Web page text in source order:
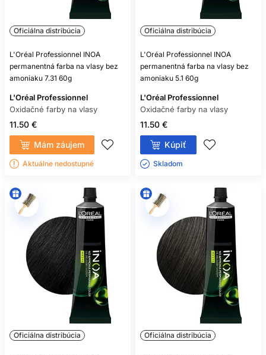
Oficiálna distribúcia
L'Oréal Professionnel INOA
permanentná farba na vlasy bez
amoniaku 7.31 60g
L'Oréal Professionnel
Oxidačné farby na vlasy
11.50 €
Mám záujem
Aktuálne nedostupné
Oficiálna distribúcia
L'Oréal Professionnel INOA
permanentná farba na vlasy bez
amoniaku 5.1 60g
L'Oréal Professionnel
Oxidačné farby na vlasy
11.50 €
Kúpiť
Skladom ㅤ
Oficiálna distribúcia Oficiálna distribúcia